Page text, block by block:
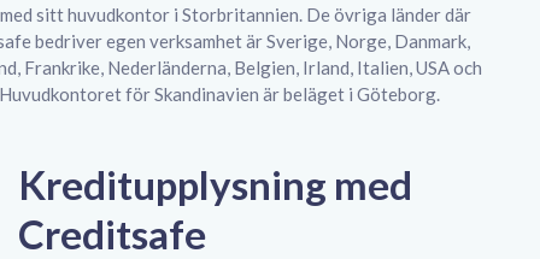
sitt huvudkontor i Storbritannien. De övriga länder där
bedriver egen verksamhet är Sverige, Norge, Danmark,
Frankrike, Nederländerna, Belgien, Irland, Italien, USA och
Huvudkontoret för Skandinavien är beläget i Göteborg.
Kreditupplysning med
Creditsafe